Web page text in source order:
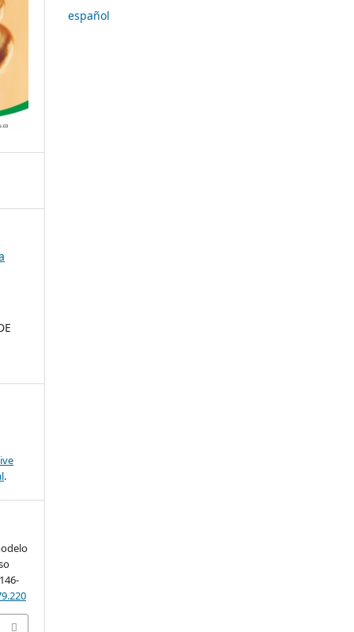
.
español